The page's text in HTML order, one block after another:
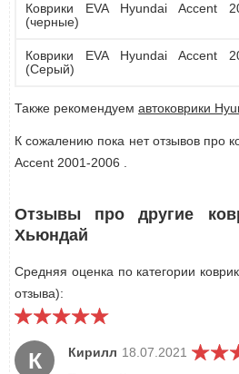
Коврики EVA Hyundai Accent
(черные)
Коврики EVA Hyundai Accent
(Серый)
Также рекомендуем автоковрики
К сожалению пока нет отзывов про
Accent 2001-2006 .
Отзывы про другие
Хьюндай
Средняя оценка по категории
отзыва):
К Кирилл 18.07.2021